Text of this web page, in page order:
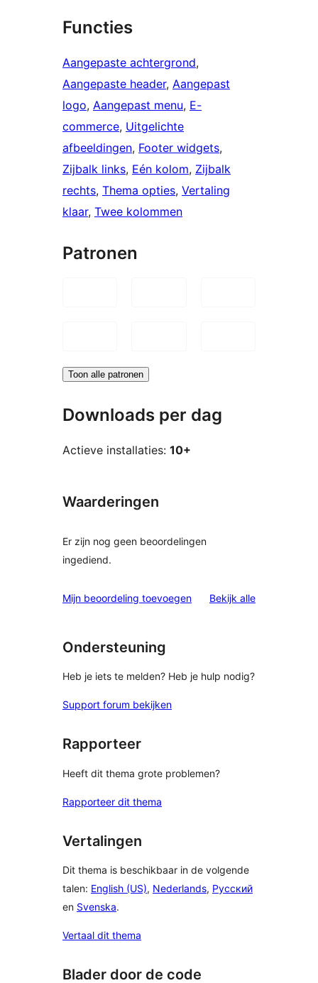
Functies
Aangepaste achtergrond
Aangepaste header, Aangepast
logo, Aangepast menu, E-
commerce, Uitgelichte
afbeeldingen, Footer widgets
Zijbalk links, Eén kolom, Zijbalk
rechts, Thema opties, Vertaling
klaar, Twee kolommen
Patronen
Toon alle patronen
Downloads per dag
Actieve installaties: 10+
Waarderingen
Er zijn nog geen beoordelingen
ingediend.
Mijn beoordeling toevoegen Bekijk alle
Ondersteuning
Heb je iets te melden? Heb je hulp nodig?
Support forum bekijken
Rapporteer
Heeft dit thema grote problemen?
Rapporteer dit thema
Vertalingen
Dit thema is beschikbaar in de volgende
talen: English (US), Nederlands, Русский
en Svenska.
Vertaal dit thema
Blader door de code